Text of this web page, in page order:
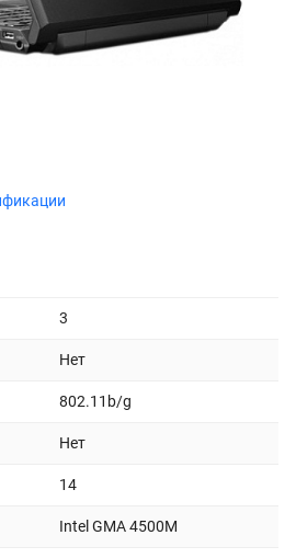
3
Нет
802.11b/g
Нет
14
Intel GMA 4500M